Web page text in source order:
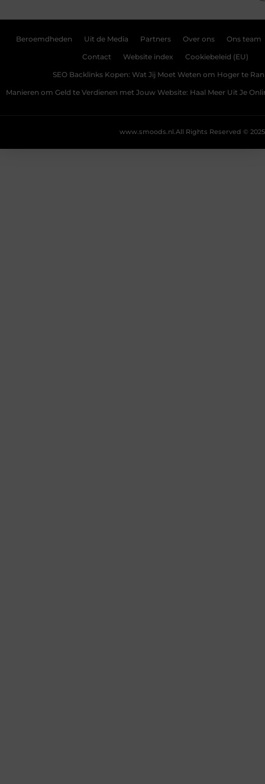
Beroemdheden Uit de Media Partners Over ons Ons team
Contact Website index Cookiebeleid (EU)
SEO Backlinks Kopen: Wat Jij Moet Weten om Hoger te
Manieren om Geld te Verdienen met Jouw Website: Haal Meer Uit Je
All Rights Reserved © 2025
www.smoods.nl.